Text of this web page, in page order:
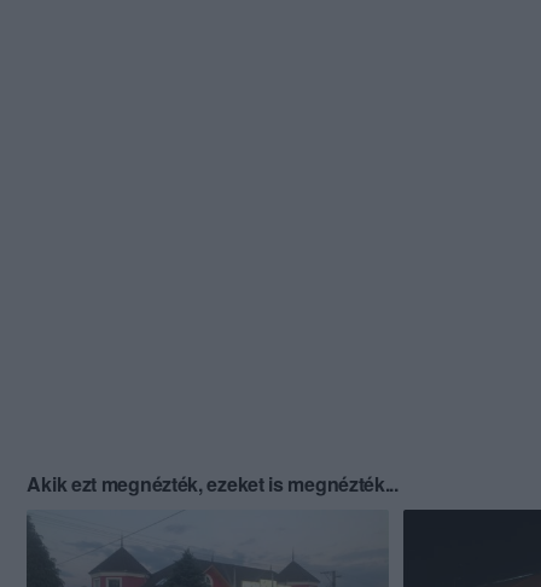
Akik ezt megnézték, ezeket is megnézték...